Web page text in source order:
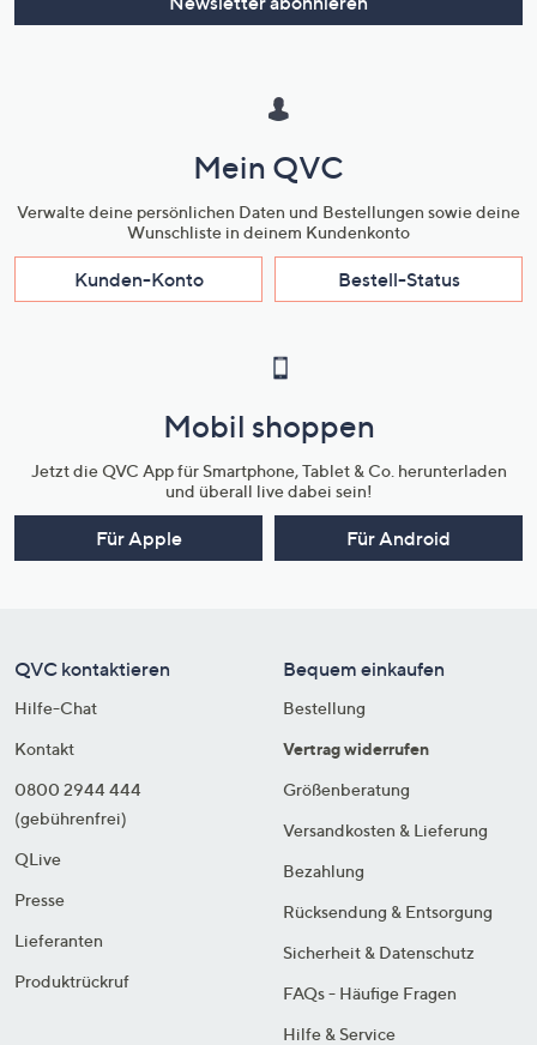
Mein QVC
Verwalte deine persönlichen Daten und Bestellungen sowie deine
Wunschliste in deinem Kundenkonto
Kunden-Konto Bestell-Status
Mobil shoppen
Jetzt die QVC App für Smartphone, Tablet & Co. herunterladen
und überall live dabei sein!
Für Apple Für Android
QVC kontaktieren
Hilfe-Chat
Kontakt
0800 2944 444
(gebührenfrei)
QLive
Presse
Lieferanten
Produktrückruf
Bequem einkaufen
Bestellung
Vertrag widerrufen
Größenberatung
Versandkosten & Lieferung
Bezahlung
Rücksendung & Entsorgung
Sicherheit & Datenschutz
FAQs - Häufige Fragen
Hilfe & Service